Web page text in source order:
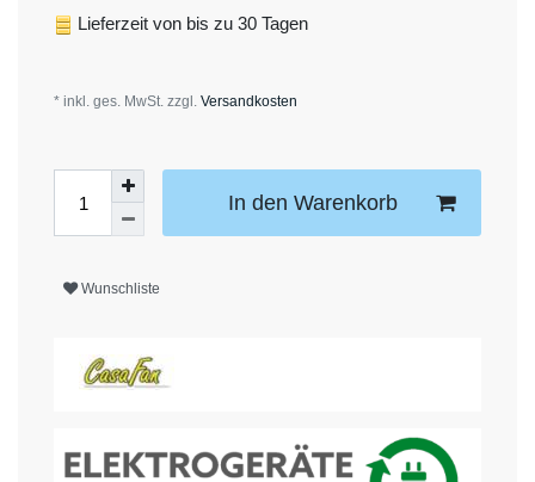
Lieferzeit von bis zu 30 Tagen
* inkl. ges. MwSt. zzgl. Versandkosten
In den Warenkorb
Wunschliste